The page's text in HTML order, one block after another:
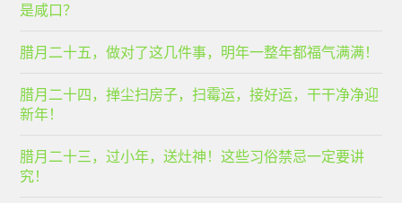
是咸口？
腊月二十五，做对了这几件事，明年一整年都福气满满！
腊月二十四，掸尘扫房子，扫霉运，接好运，干干净净迎
新年！
腊月二十三，过小年，送灶神！这些习俗禁忌一定要讲
究！